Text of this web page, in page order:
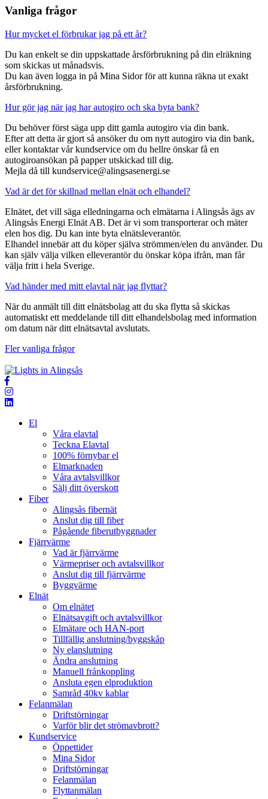
Vanliga frågor
Hur mycket el förbrukar jag på ett år?
Du kan enkelt se din uppskattade årsförbrukning på din elräkning
som skickas ut månadsvis.
Du kan även logga in på Mina Sidor för att kunna räkna ut exakt
årsförbrukning.
Hur gör jag när jag har autogiro och ska byta bank?
Du behöver först säga upp ditt gamla autogiro via din bank.
Efter att detta är gjort så ansöker du om nytt autogiro via din bank,
eller kontaktar vår kundservice om du hellre önskar få en
autogiroansökan på papper utskickad till dig.
Mejla då till kundservice@alingsasenergi.se
Vad är det för skillnad mellan elnät och elhandel?
Elnätet, det vill säga elledningarna och elmätarna i Alingsås ägs av
Alingsås Energi Elnät AB. Det är vi som transporterar och mäter
elen hos dig. Du kan inte byta elnätsleverantör.
Elhandel innebär att du köper själva strömmen/elen du använder. Du
kan själv välja vilken elleverantör du önskar köpa ifrån, man får
välja fritt i hela Sverige.
Vad händer med mitt elavtal när jag flyttar?
När du anmält till ditt elnätsbolag att du ska flytta så skickas
automatiskt ett meddelande till ditt elhandelsbolag med information
om datum när ditt elnätsavtal avslutats.
Fler vanliga frågor
El
Våra elavtal
Teckna Elavtal
100% förnybar el
Elmarknaden
Våra avtalsvillkor
Sälj ditt överskott
Fiber
Alingsås fibernät
Anslut dig till fiber
Pågående fiberutbyggnader
Fjärrvärme
Vad är fjärrvärme
Värmepriser och avtalsvillkor
Anslut dig till fjärrvärme
Byggvärme
Elnät
Om elnätet
Elnätsavgift och avtalsvillkor
Elmätare och HAN-port
Tillfällig anslutning/byggskåp
Ny elanslutning
Ändra anslutning
Manuell frånkoppling
Ansluta egen elproduktion
Samråd 40kv kablar
Felanmälan
Driftstörningar
Varför blir det strömavbrott?
Kundservice
Öppettider
Mina Sidor
Driftstörningar
Felanmälan
Flyttanmälan